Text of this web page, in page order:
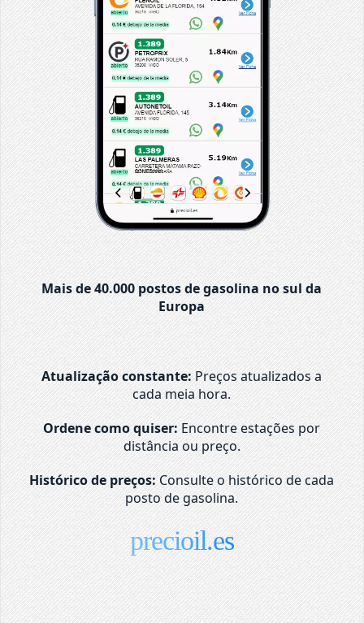
Mais de 40.000 postos de gasolina no sul da
Europa
Atualização constante: Preços atualizados a
cada meia hora.
Ordene como quiser: Encontre estações por
distância ou preço.
Histórico de preços: Consulte o histórico de cada
posto de gasolina.
precioil.es